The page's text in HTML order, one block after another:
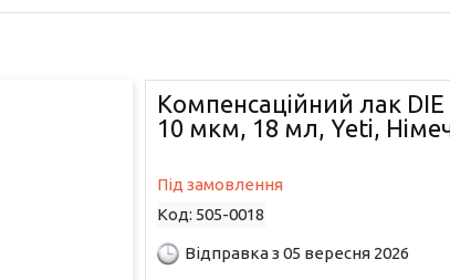
Компенсаційний лак DIE
10 мкм, 18 мл, Yeti,
Під замовлення
Код: 505-0018
Відправка з 05 вересня 2026